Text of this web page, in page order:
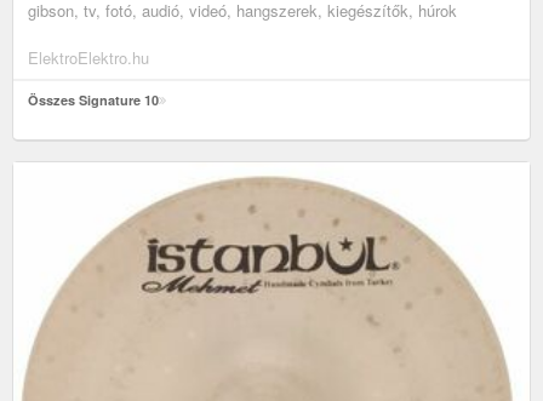
gibson, tv, fotó, audió, videó, hangszerek, kiegészítők, húrok
ElektroElektro.hu
Összes Signature 10